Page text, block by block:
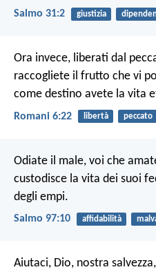
Salmo 31:2 giustizia
Ora invece, liberati dal
raccogliete il frutto che vi
come destino avete la vita
Romani 6:22 libertà peccato
Odiate il male, voi che
custodisce la vita dei suoi
degli empi.
Salmo 97:10 affidabilità
Aiutaci, Dio, nostra salvezza,